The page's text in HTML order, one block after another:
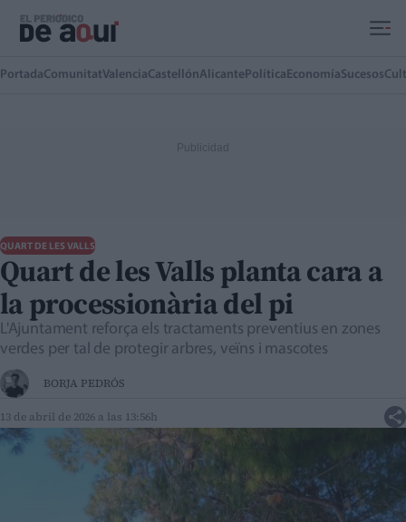
PortadaComunitatValenciaCastellónAlicante Política EconomíaSucesos
QUART DE LES VALLS
Quart de les Valls planta cara a
la processionària del pi
L'Ajuntament reforça els tractaments preventius en zones
verdes per tal de protegir arbres, veïns i mascotes
BORJA PEDRÓS
13 de abril de 2026 a las 13:56h